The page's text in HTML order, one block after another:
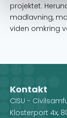
projektet.
madlavning,
viden omkring
Kontakt
CISU -
Klosterport 4x,